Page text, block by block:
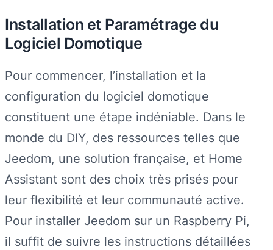
Installation et Paramétrage du
Logiciel Domotique
Pour commencer, l’installation et la
configuration du logiciel domotique
constituent une étape indéniable. Dans le
monde du DIY, des ressources telles que
Jeedom, une solution française, et Home
Assistant sont des choix très prisés pour
leur flexibilité et leur communauté active.
Pour installer Jeedom sur un Raspberry Pi,
il suffit de suivre les instructions détaillées